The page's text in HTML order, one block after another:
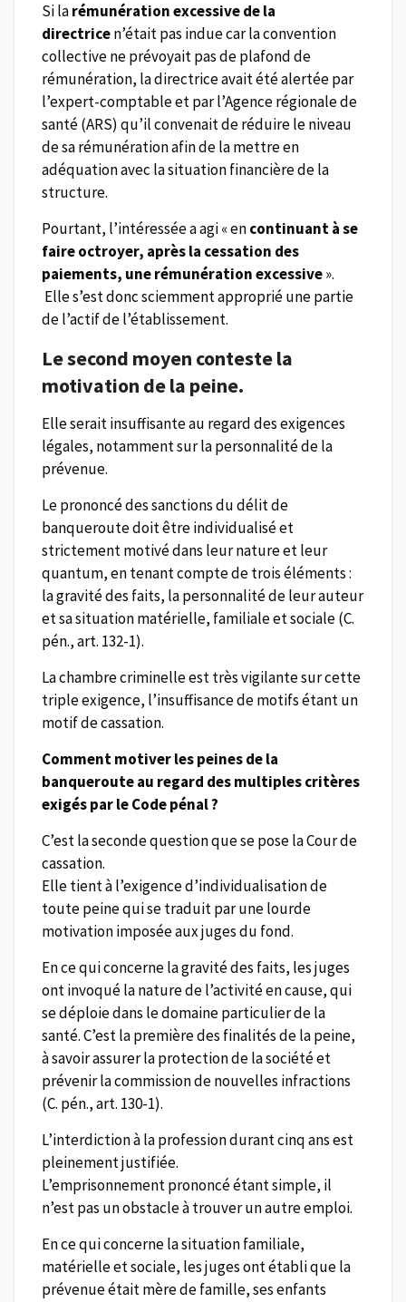
Si larémunération excessive de la
directricen’était pas indue car la convention
collective ne prévoyait pas de plafond de
rémunération, la directrice avait été alertée par
l’expert-comptable et par l’Agence régionale de
santé (ARS) qu’il convenait de réduire le niveau
de sa rémunération afin de la mettre en
adéquation avec la situation financière de la
structure.
Pourtant, l’intéressée a agi « encontinuant à se
faire octroyer, après la cessation des
paiements, une rémunération excessive».
Elle s’est donc sciemment approprié une partie
de l’actif de l’établissement.
Le second moyen conteste la
motivation de la peine.
Elle serait insuffisante au regard des exigences
légales, notamment sur la personnalité de la
prévenue.
Le prononcé des sanctions du délit de
banqueroute doit être individualisé et
strictement motivé dans leur nature et leur
quantum, en tenant compte de trois éléments :
la gravité des faits, la personnalité de leur auteur
et sa situation matérielle, familiale et sociale (C.
pén., art. 132-1).
La chambre criminelle est très vigilante sur cette
triple exigence, l’insuffisance de motifs étant un
motif de cassation.
Comment motiver les peines de la
banqueroute au regard des multiples critères
exigés par le Code pénal ?
C’est la seconde question que se pose la Cour de
cassation.
Elle tient à l’exigence d’individualisation de
toute peine qui se traduit par une lourde
motivation imposée aux juges du fond.
En ce qui concerne la gravité des faits, les juges
ont invoqué la nature de l’activité en cause, qui
se déploie dans le domaine particulier de la
santé. C’est la première des finalités de la peine,
à savoir assurer la protection de la société et
prévenir la commission de nouvelles infractions
(C. pén., art. 130-1).
L’interdiction à la profession durant cinq ans est
pleinement justifiée.
L’emprisonnement prononcé étant simple, il
n’est pas un obstacle à trouver un autre emploi.
En ce qui concerne la situation familiale,
matérielle et sociale, les juges ont établi que la
prévenue était mère de famille, ses enfants